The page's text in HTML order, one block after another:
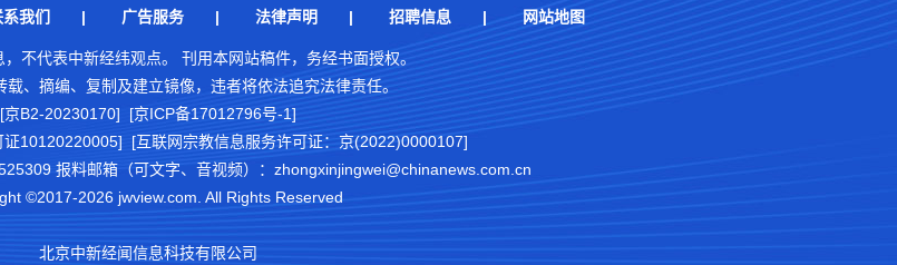
我们 | 广告服务| 法律声明 | 招聘信息 | 网站地图
不代表中新经纬观点。 刊用本网站稿件，务经书面授权。
载、摘编、复制及建立镜像，违者将依法追究法律责任。
[京B2-20230170] [京ICP备17012796号-1]
证10120220005]
[互联网宗教信息服务许可证：京(2022)0000107]
报料邮箱（可文字、音视频）：zhongxinjingwei@chinanews.com.cn
©2017-2026 jwview.com. All Rights Reserved
北京中新经闻信息科技有限公司